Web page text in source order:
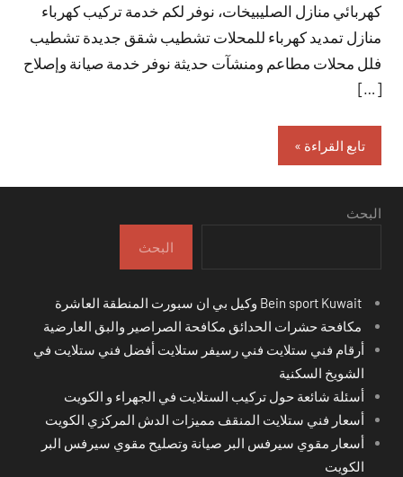
تعليقات
كهربائي منازل الصليبيخات، نوفر لكم خدمة تركيب كهرباء
منازل تمديد كهرباء للمحلات تشطيب شقق جديدة تشطيب
فلل محلات مطاعم ومنشآت حديثة نوفر خدمة صيانة وإصلاح
[…]
تابع القراءة
البحث
البحث
مكافحة حشرات الحدائق مكافحة الصراصير والبق العارضية
أرقام فني ستلايت فني رسيفر ستلايت أفضل فني ستلايت في
الشويخ السكنية
أسئلة شائعة حول تركيب الستلايت في الجهراء و الكويت
أسعار فني ستلايت المنقف مميزات الدش المركزي الكويت
أسعار مقوي سيرفس البر صيانة وتصليح مقوي سيرفس البر
الكويت